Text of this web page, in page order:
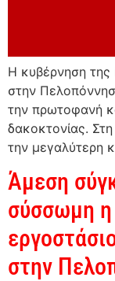
Η κυβέρνηση της
στην
την πρωτοφανή
δακοκτονίας.
την μεγαλύτερη
Άμεση
σύσσωμη η
στην